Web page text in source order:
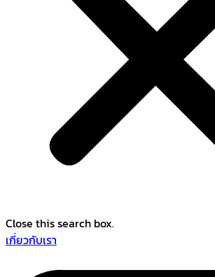
Close this search box.
เกี่ยวกับเรา